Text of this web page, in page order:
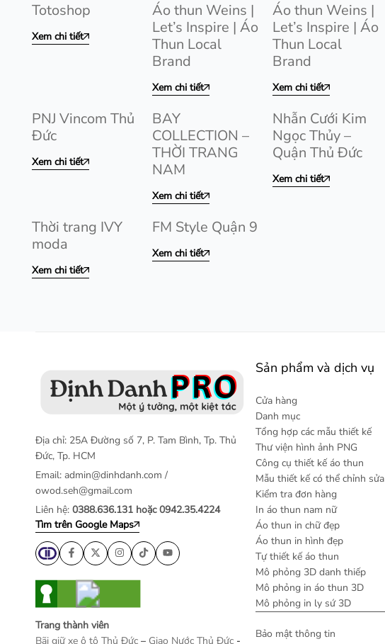
Totoshop
Xem chi tiết
Áo thun Weins |
Let’s Inspire | Áo
Thun Local
Brand
Xem chi tiết
Áo thun Weins |
Let’s Inspire | Áo
Thun Local
Brand
Xem chi tiết
PNJ Vincom Thủ
Đức
Xem chi tiết
BAY
COLLECTION –
THỜI TRANG
NAM
Xem chi tiết
Nhẫn Cưới Kim
Ngọc Thủy –
Quận Thủ Đức
Xem chi tiết
Thời trang IVY
moda
Xem chi tiết
FM Style Quận 9
Xem chi tiết
Địa chỉ: 25A Đường số 7, P. Tam Bình, Tp. Thủ
Đức, Tp. HCM
Email: admin@dinhdanh.com /
owod.seh@gmail.com
Liên hệ: 0388.636.131 hoặc 0942.35.4224
Tìm trên Google Maps
Trang thành viên
Bãi giữ xe ô tô Thủ Đức – Giao Nước Thủ Đức -
Sản phẩm và dịch vụ
Cửa hàng
Danh mục
Tổng hợp các mẫu thiết kế
Thư viện hình ảnh PNG
Công cụ thiết kế áo thun
Mẫu thiết kế có thể chỉnh sửa
Kiểm tra đơn hàng
In áo thun nam nữ
Áo thun in chữ đẹp
Áo thun in hình đẹp
Tự thiết kế áo thun
Mô phỏng 3D danh thiếp
Mô phỏng in áo thun 3D
Mô phỏng in ly sứ 3D
Bảo mật thông tin